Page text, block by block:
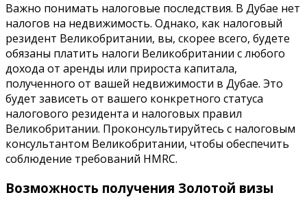
Важно понимать налоговые последствия. В Дубае нет
налогов на недвижимость. Однако, как налоговый
резидент Великобритании, вы, скорее всего, будете
обязаны платить налоги Великобритании с любого
дохода от аренды или прироста капитала,
полученного от вашей недвижимости в Дубае. Это
будет зависеть от вашего конкретного статуса
налогового резидента и налоговых правил
Великобритании. Проконсультируйтесь с налоговым
консультантом Великобритании, чтобы обеспечить
соблюдение требований HMRC.
Возможность получения Золотой визы